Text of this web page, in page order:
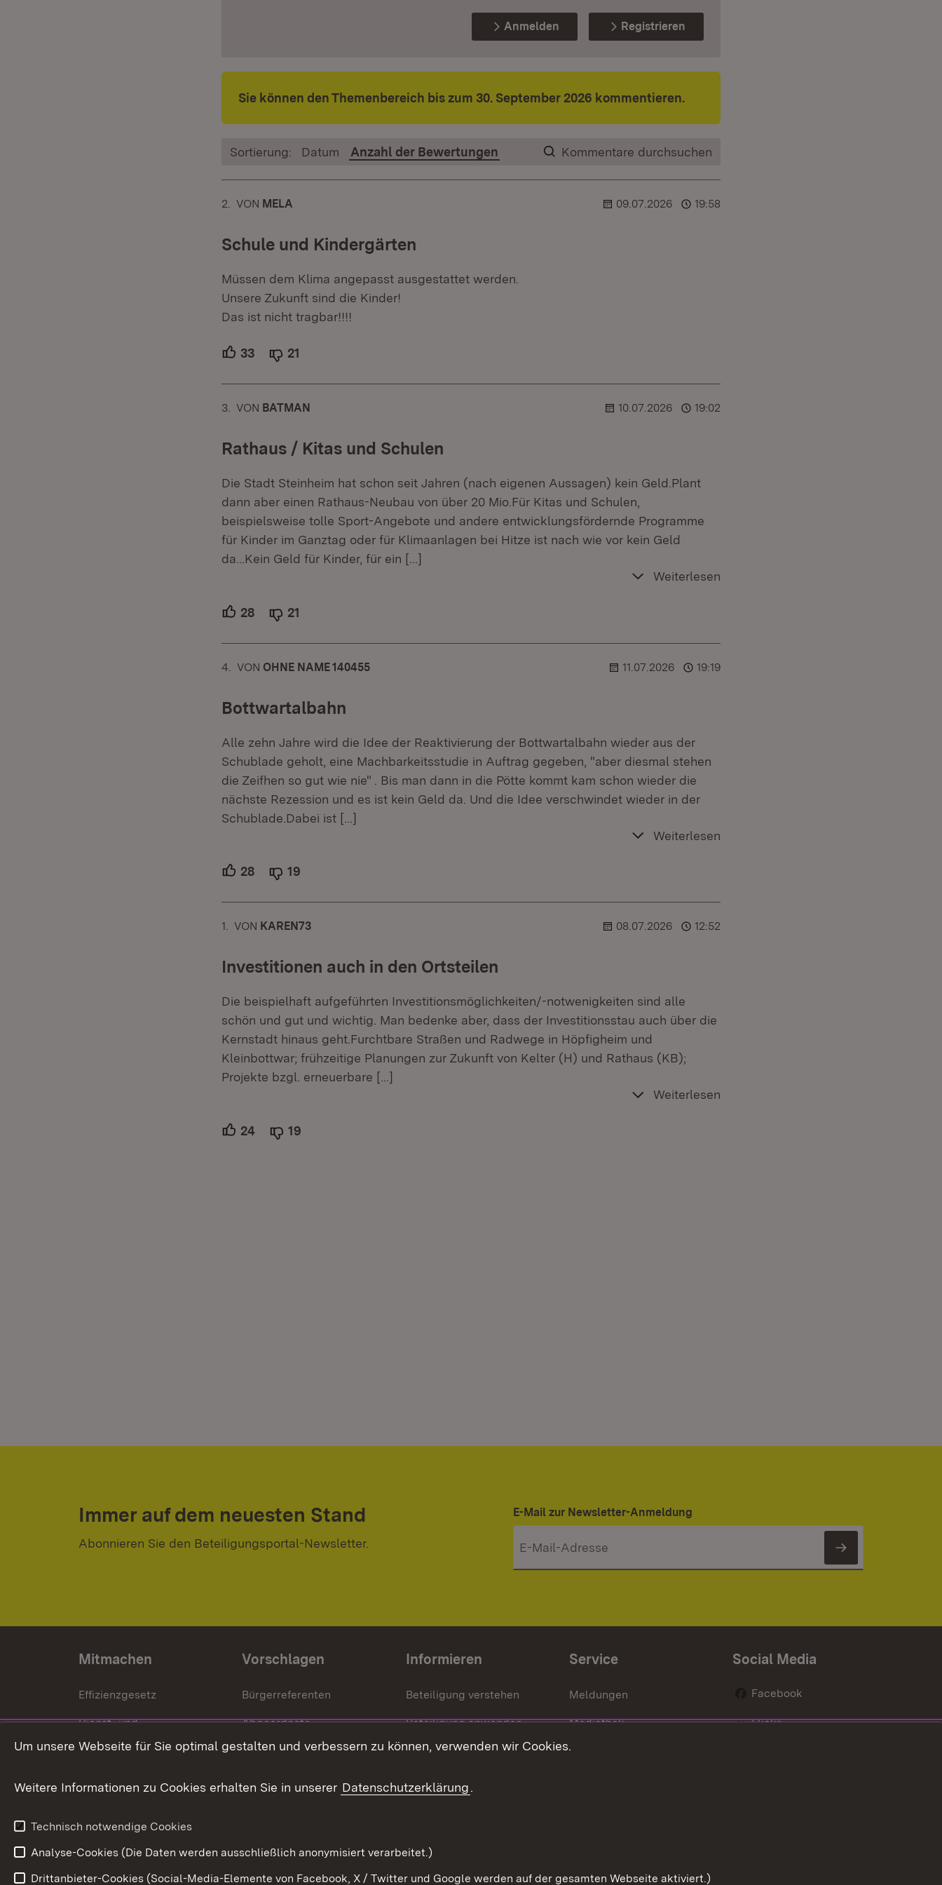
Anmelden Registrieren
Sie können den Themenbereich bis zum 30. September 2026 kommentieren.
Kommentare durchsuchen
Sortierung: Datum Anzahl der Bewertungen
2. KOMMENTAR
VON :MELA 09.07.2026 19:58
Schule und Kindergärten
Müssen dem Klima angepasst ausgestattet werden.
Unsere Zukunft sind die Kinder!
Das ist nicht tragbar!!!!
33 Unterstützer.
21
3. KOMMENTAR
VON :BATMAN 10.07.2026 19:02
Rathaus / Kitas und Schulen
Die Stadt Steinheim hat schon seit Jahren (nach eigenen Aussagen) kein Geld.Plant
dann aber einen Rathaus-Neubau von über 20 Mio.Für Kitas und Schulen,
beispielsweise tolle Sport-Angebote und andere entwicklungsfördernde Programme
für Kinder im Ganztag oder für Klimaanlagen bei Hitze ist nach wie vor kein Geld
da...Kein Geld für Kinder, für ein […]
Weiterlesen
28 Unterstützer.
21
4. KOMMENTAR
VON :OHNE NAME 140455 11.07.2026 19:19
Bottwartalbahn
Alle zehn Jahre wird die Idee der Reaktivierung der Bottwartalbahn wieder aus der
Schublade geholt, eine Machbarkeitsstudie in Auftrag gegeben, "aber diesmal stehen
die Zeifhen so gut wie nie" . Bis man dann in die Pötte kommt kam schon wieder die
nächste Rezession und es ist kein Geld da. Und die Idee verschwindet wieder in der
Schublade.Dabei ist […]
Weiterlesen
28 Unterstützer.
19
1. KOMMENTAR
VON :KAREN73 08.07.2026 12:52
Investitionen auch in den Ortsteilen
Die beispielhaft aufgeführten Investitionsmöglichkeiten/-notwenigkeiten sind alle
schön und gut und wichtig. Man bedenke aber, dass der Investitionsstau auch über die
Kernstadt hinaus geht.Furchtbare Straßen und Radwege in Höpfigheim und
Kleinbottwar; frühzeitige Planungen zur Zukunft von Kelter (H) und Rathaus (KB);
Projekte bzgl. erneuerbare […]
Weiterlesen
24 Unterstützer.
19
Immer auf dem neuesten Stand
Abonnieren Sie den Beteiligungsportal-Newsletter.
E-Mail zur Newsletter-Anmeldung
Newsletter
Mitmachen
Effizienzgesetz
Dienst- und
Versorgungsbezüge
Weitere
Vorschlagen
Bürgerreferenten
Abgeordnete
Bürgerbeauftragte
Informieren
Beteiligung verstehen
Beteiligung anwenden
Beteiligung stärken
Service
Meldungen
Mediathek
Publikationen
Social Media
Facebook
Flickr
Um unsere Webseite für Sie optimal gestalten und verbessern zu können, verwenden wir Cookies.
Weitere Informationen zu Cookies erhalten Sie in unserer Datenschutzerklärung.
Technisch notwendige Cookies
Analyse-Cookies (Die Daten werden ausschließlich anonymisiert verarbeitet.)
Drittanbieter-Cookies (Social-Media-Elemente von Facebook, X / Twitter und Google werden auf der gesamten Webseite aktiviert.)